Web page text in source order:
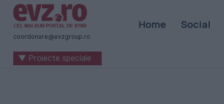
Știri
naționale
internaționale
coordonare@evzgroup.ro
Home Social
▼ Proiecte speciale